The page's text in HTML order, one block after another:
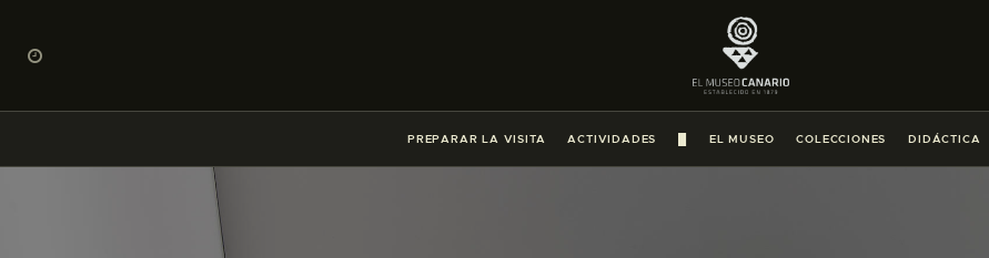
PREPARAR LA VISITA ACTIVIDADES EL MUSEO COLECCIONES DIDÁCTICA
PREPARAR LA VISITA
ACTIVIDADES
█